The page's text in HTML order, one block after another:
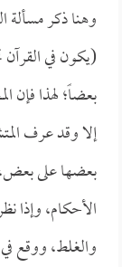
وهنا ذكر
(يكون في
بعضاً؛ لهذا فإن
إلا وقد عرف
بعضها على
الأحكام، وإذا
والغلط، ووقع